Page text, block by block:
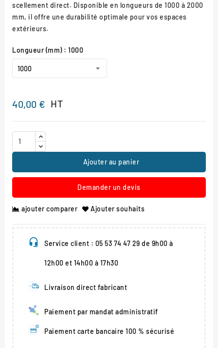
scellement direct. Disponible en longueurs de 1000 à 2000
mm, il offre une durabilité optimale pour vos espaces
extérieurs.
Longueur (mm) : 1000
40,00 € HT
Ajouter au panier
Demander un devis
ajouter comparer Ajouter souhaits
Service client : 05 53 74 47 29 de 9h00 à
12h00 et 14h00 à 17h30
Livraison direct fabricant
Paiement par mandat administratif
Paiement carte bancaire 100 % sécurisé